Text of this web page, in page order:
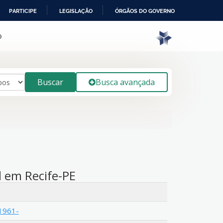
PARTICIPE LEGISLAÇÃO ÓRGÃOS DO GOVERNO
Buscar Busca avançada
Recife-PE